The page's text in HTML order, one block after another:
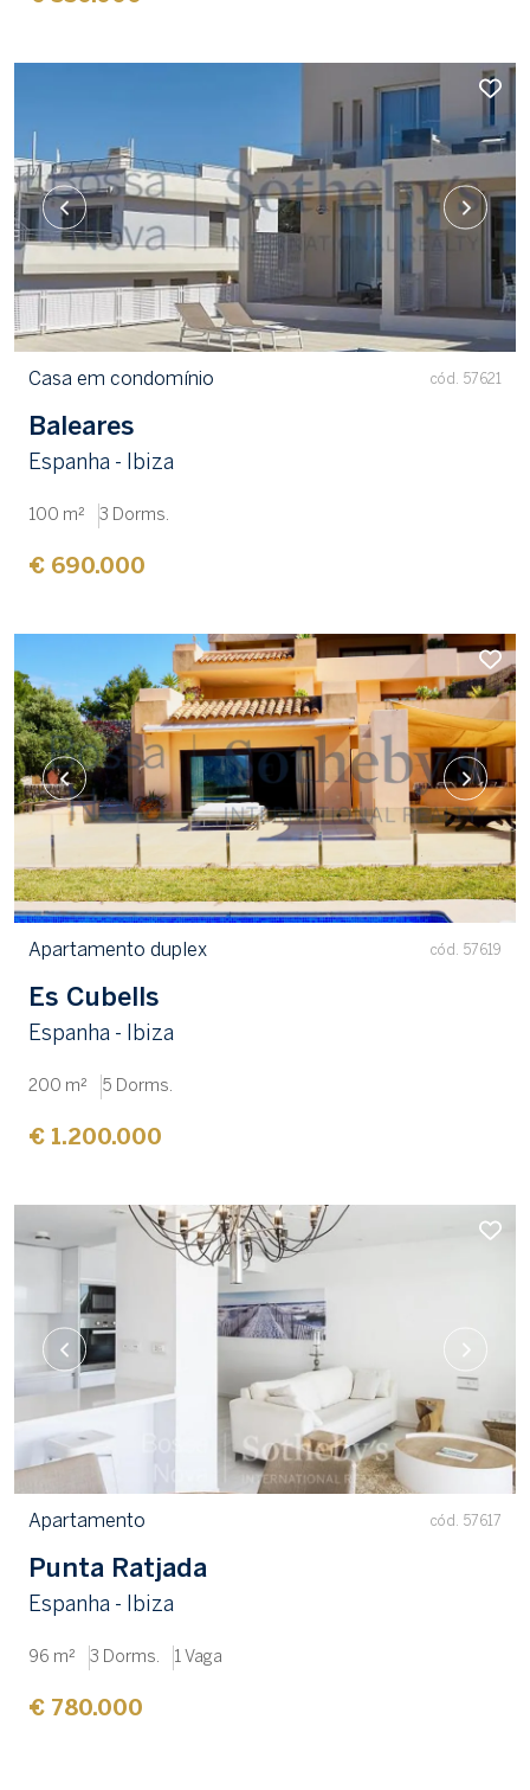
Casa em condomínio cód. 57621
Baleares
Espanha - Ibiza
100 m² 3 Dorms.
€ 690.000
Apartamento duplex cód. 57619
Es Cubells
Espanha - Ibiza
200 m² 5 Dorms.
€ 1.200.000
Apartamento cód. 57617
Punta Ratjada
Espanha - Ibiza
96 m² 3 Dorms. 1 Vaga
€ 780.000